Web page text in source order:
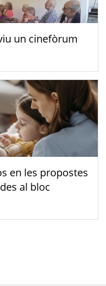
un cinefòrum
en les propostes
al bloc